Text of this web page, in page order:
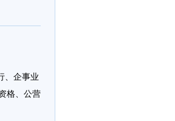
、企事业
格、公营